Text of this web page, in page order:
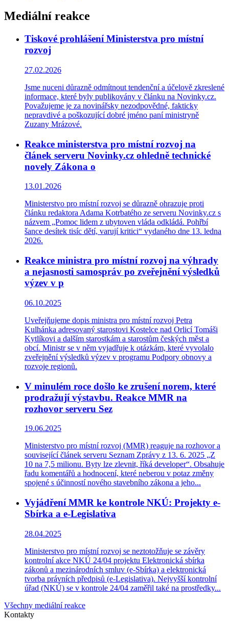
Mediální reakce
Tiskové prohlášení Ministerstva pro místní
rozvoj
27.02.2026
Jsme nuceni důrazně odmítnout tendenční a účelově zkreslené
informace, které byly publikovány v článku na Novinky.cz.
Považujeme je za novinářsky nezodpovědné, fakticky
nepravdivé a poškozující dobré jméno paní ministryně
Zuzany Mrázové.
Reakce ministerstva pro místní rozvoj na
článek serveru Novinky.cz ohledně technické
novely Zákona o
13.01.2026
Ministerstvo pro místní rozvoj se důrazně ohrazuje proti
článku redaktora Adama Kotrbatého ze serveru Novinky.cz s
názvem „Pomoc lidem z ubytoven vláda odkládá. Pohřbí
šance desítek tisíc dětí, varují kritici“ vydaného dne 13. ledna
2026.
Reakce ministra pro místní rozvoj na výhrady
a nejasnosti samospráv po zveřejnění výsledků
výzev v p
06.10.2025
Uveřejňujeme dopis ministra pro místní rozvoj Petra
Kulhánka adresovaný starostovi Kostelce nad Orlicí Tomáši
Kytlíkovi a dalším starostkám a starostům českých měst a
obcí. Ministr se v něm vyjadřuje k otázkám, které vyvolalo
zveřejnění výsledků výzev v programu Podpory obnovy a
rozvoje regionů.
V minulém roce došlo ke zrušení norem, které
prodražují výstavbu. Reakce MMR na
rozhovor serveru Sez
19.06.2025
Ministerstvo pro místní rozvoj (MMR) reaguje na rozhovor a
související článek serveru Seznam Zprávy z 13. 6. 2025 „Z
10 na 7,5 milionu. Byty lze zlevnit, říká developer“. Obsahuje
řadu komentářů a hodnocení, které neberou v potaz změny
spojené s účinností nového stavebního zákona a jeho...
Vyjádření MMR ke kontrole NKÚ: Projekty e-
Sbírka a e-Legislativa
28.04.2025
Ministerstvo pro místní rozvoj se neztotožňuje se závěry
kontrolní akce NKÚ 24/04 projektu Elektronická sbírka
zákonů a mezinárodních smluv (e-Sbírka) a elektronická
tvorba právních předpisů (e-Legislativa). Nejvyšší kontrolní
úřad (NKÚ) se v kontrole 24/04 zaměřil také na prostředky...
Všechny mediální reakce
Kontakty